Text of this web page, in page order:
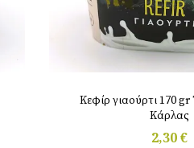
Κεφίρ γιαούρτι 170
Κάρλας
2,30€